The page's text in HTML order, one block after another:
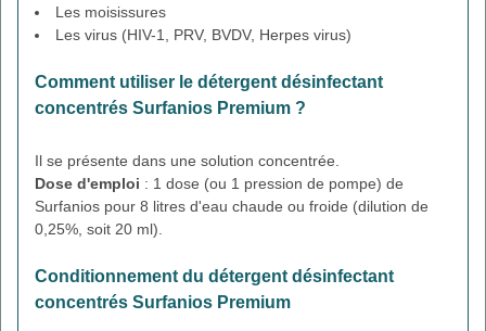
Les moisissures
Les virus (HIV-1, PRV, BVDV, Herpes virus)
Comment utiliser le détergent désinfectant
concentrés Surfanios Premium ?
Il se présente dans une solution concentrée.
Dose d'emploi : 1 dose (ou 1 pression de pompe) de
Surfanios pour 8 litres d'eau chaude ou froide (dilution de
0,25%, soit 20 ml).
Conditionnement du détergent désinfectant
concentrés Surfanios Premium